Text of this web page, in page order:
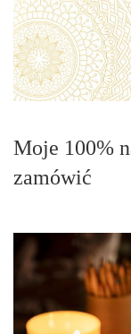
Moje 100%
zamówić